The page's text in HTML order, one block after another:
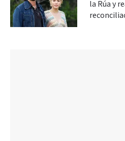
la Rúa y